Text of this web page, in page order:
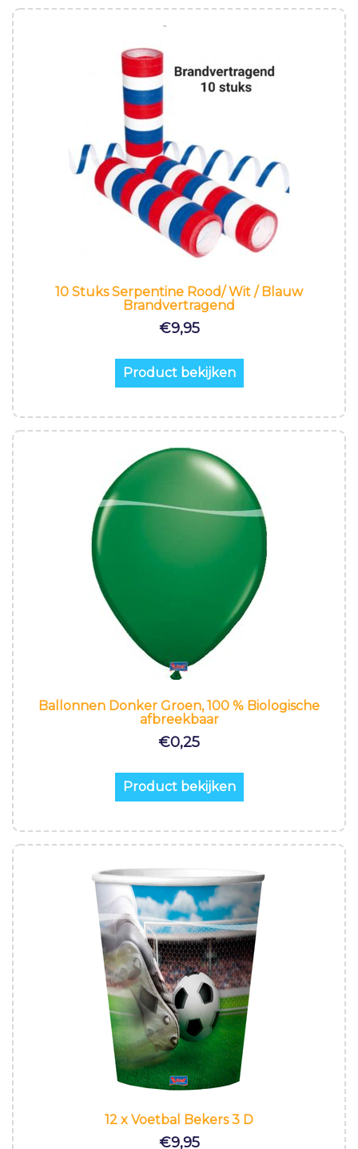
10 Stuks Serpentine Rood/ Wit / Blauw
Brandvertragend
€9,95
Product bekijken
Ballonnen Donker Groen, 100 % Biologische
afbreekbaar
€0,25
Product bekijken
12 x Voetbal Bekers 3 D
€9,95